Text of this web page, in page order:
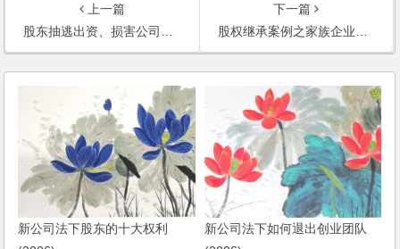
上一篇
股东抽逃出资、损害公司权益行为的认定标准
下一篇
股权继承案例之家族企业股权纠纷
新公司法下股东的十大权利
新公司法下如何退出创业团队